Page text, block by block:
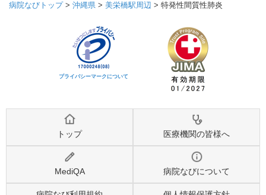
病院なびトップ> 沖縄県 > 美栄橋駅周辺 > 特発性間質性肺炎
プライバシーマークについて
トップ 医療機関の皆様へ
MediQA 病院なびについて